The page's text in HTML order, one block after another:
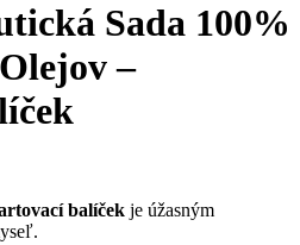
Sada 100%
–
balíček je úžasným